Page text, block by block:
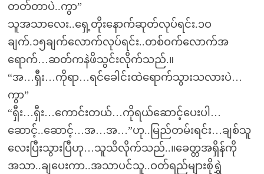
တတ်တာပဲ..ကွာ”
သူအသာလေး..ရှေ့တိုးနောက်ဆုတ်လုပ်ရင်း.၁ဝ
ချက်.၁၅ချက်လောက်လုပ်ရင်း..တစ်ဝက်လောက်အ
ရောက်…ဆတ်ကနဲဖိသွင်းလိုက်သည်.။
“အ…ရှီး…ကိုရာ…ရင်ခေါင်းထဲရောက်သွားသလားပဲ…
ကွာ”
“ရှီး…ရှီး…ကောင်းတယ်…ကိုရယ်ဆောင့်ပေးပါ…
ဆောင့်..ဆောင့်…အ…အ…”ဟု..မြည်တမ်းရင်း…ချစ်သူ
လေးပြီးသွားပြီဟု…သူသိလိုက်သည်..။ခေတ္တအရှိန်ကို
အသာ..ချပေးကာ..အသာပင်သူ..ဝတ်ရည်များစိုရွှဲ